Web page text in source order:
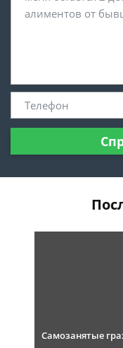
Самозанятые